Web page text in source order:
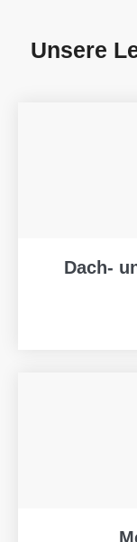
Unsere
Dach-